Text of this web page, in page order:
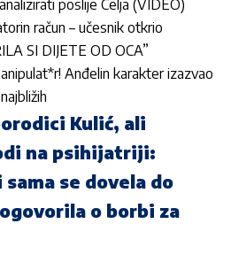
poslije Celja (VIDEO)
račun – učesnik otkrio
SI DIJETE OD OCA”
Anđelin karakter izazvao
Kulić, ali
na psihijatriji:
se dovela do
o borbi za